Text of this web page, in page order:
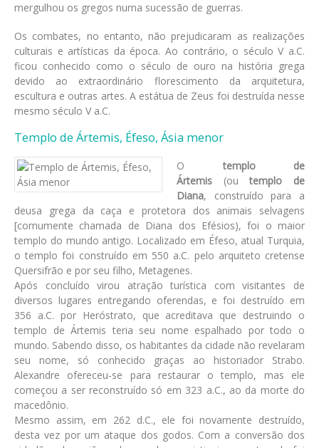
mergulhou os gregos numa sucessão de guerras.
Os combates, no entanto, não prejudicaram as realizações
culturais e artísticas da época. Ao contrário, o século V a.C.
ficou conhecido como o século de ouro na história grega
devido ao extraordinário florescimento da arquitetura,
escultura e outras artes. A estátua de Zeus foi destruída nesse
mesmo século V a.C.
Templo de Ártemis, Éfeso, Ásia menor
Otemplo de
Ártemis (outemplo de
Diana, construído para a
deusa grega da caça e protetora dos animais selvagens
[comumente chamada de Diana dos Efésios), foi o maior
templo do mundo antigo. Localizado em Éfeso, atual Turquia,
o templo foi construído em 550 a.C. pelo arquiteto cretense
Quersifrão e por seu filho, Metagenes.
Após concluído virou atração turística com visitantes de
diversos lugares entregando oferendas, e foi destruído em
356 a.C. por Heróstrato, que acreditava que destruindo o
templo de Ártemis teria seu nome espalhado por todo o
mundo. Sabendo disso, os habitantes da cidade não revelaram
seu nome, só conhecido graças ao historiador Strabo.
Alexandre ofereceu-se para restaurar o templo, mas ele
começou a ser reconstruído só em 323 a.C., ao da morte do
macedônio.
Mesmo assim, em 262 d.C., ele foi novamente destruído,
desta vez por um ataque dos godos. Com a conversão dos